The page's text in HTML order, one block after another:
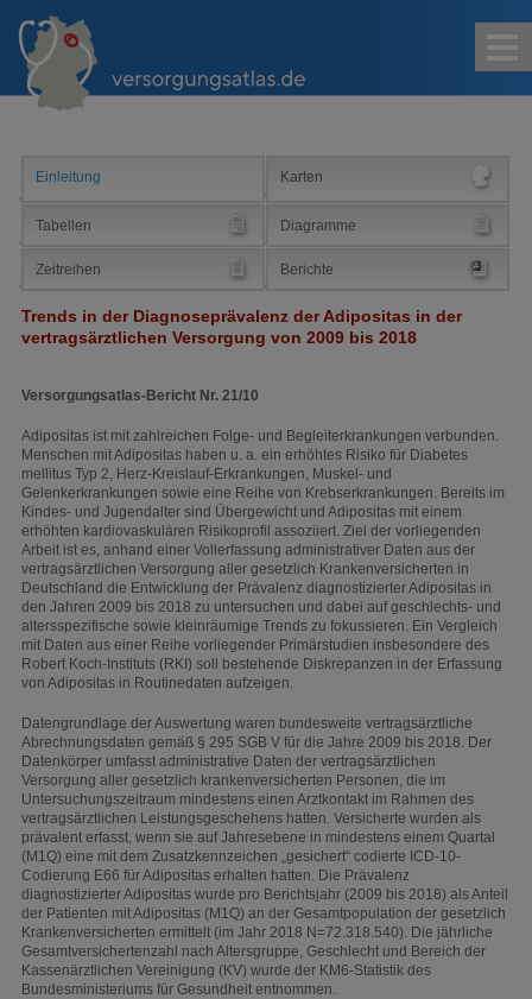
Suche
Einleitung Karten
Tabellen Diagramme
Zeitreihen Berichte
Trends in der Diagnoseprävalenz der Adipositas in der
vertragsärztlichen Versorgung von 2009 bis 2018
Versorgungsatlas-Bericht Nr. 21/10
Adipositas ist mit zahlreichen Folge- und Begleiterkrankungen verbunden.
Menschen mit Adipositas haben u. a. ein erhöhtes Risiko für Diabetes
mellitus Typ 2, Herz-Kreislauf-Erkrankungen, Muskel- und
Gelenkerkrankungen sowie eine Reihe von Krebserkrankungen. Bereits im
Kindes- und Jugendalter sind Übergewicht und Adipositas mit einem
erhöhten kardiovaskulären Risikoprofil assoziiert. Ziel der vorliegenden
Arbeit ist es, anhand einer Vollerfassung administrativer Daten aus der
vertragsärztlichen Versorgung aller gesetzlich Krankenversicherten in
Deutschland die Entwicklung der Prävalenz diagnostizierter Adipositas in
den Jahren 2009 bis 2018 zu untersuchen und dabei auf geschlechts- und
altersspezifische sowie kleinräumige Trends zu fokussieren. Ein Vergleich
mit Daten aus einer Reihe vorliegender Primärstudien insbesondere des
Robert Koch-Instituts (RKI) soll bestehende Diskrepanzen in der Erfassung
von Adipositas in Routinedaten aufzeigen.
Datengrundlage der Auswertung waren bundesweite vertragsärztliche
Abrechnungsdaten gemäß § 295 SGB V für die Jahre 2009 bis 2018. Der
Datenkörper umfasst administrative Daten der vertragsärztlichen
Versorgung aller gesetzlich krankenversicherten Personen, die im
Untersuchungszeitraum mindestens einen Arztkontakt im Rahmen des
vertragsärztlichen Leistungsgeschehens hatten. Versicherte wurden als
prävalent erfasst, wenn sie auf Jahresebene in mindestens einem Quartal
(M1Q) eine mit dem Zusatzkennzeichen „gesichert“ codierte ICD-10-
Codierung E66 für Adipositas erhalten hatten. Die Prävalenz
diagnostizierter Adipositas wurde pro Berichtsjahr (2009 bis 2018) als Anteil
der Patienten mit Adipositas (M1Q) an der Gesamtpopulation der gesetzlich
Krankenversicherten ermittelt (im Jahr 2018 N=72.318.540). Die jährliche
Gesamtversichertenzahl nach Altersgruppe, Geschlecht und Bereich der
Kassenärztlichen Vereinigung (KV) wurde der KM6-Statistik des
Bundesministeriums für Gesundheit entnommen.